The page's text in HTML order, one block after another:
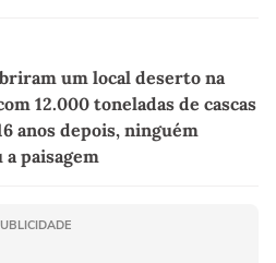
um local deserto na
12.000 toneladas de cascas
anos depois, ninguém
paisagem